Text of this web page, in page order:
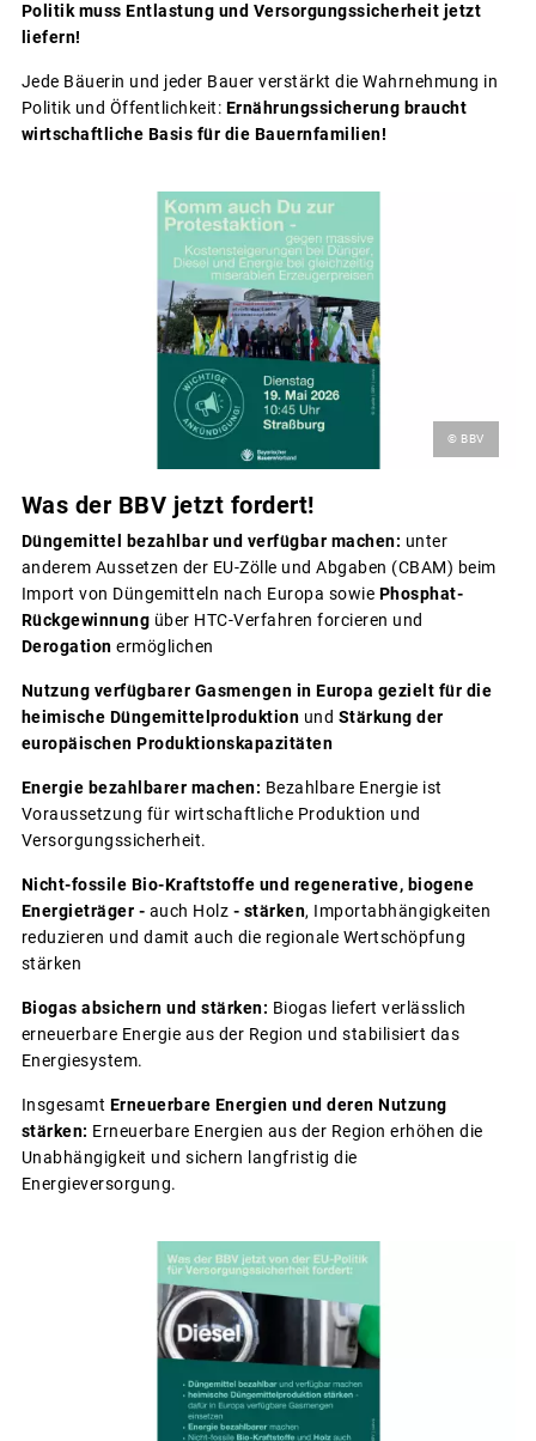
Politik muss Entlastung und Versorgungssicherheit jetzt
liefern!
Jede Bäuerin und jeder Bauer verstärkt die Wahrnehmung in
Politik und Öffentlichkeit: Ernährungssicherung braucht
wirtschaftliche Basis für die Bauernfamilien!
© BBV
Was der BBV jetzt fordert!
Düngemittel bezahlbar und verfügbar machen: unter
anderem Aussetzen der EU-Zölle und Abgaben (CBAM) beim
Import von Düngemitteln nach Europa sowie Phosphat-
Rückgewinnung über HTC-Verfahren forcieren und
Derogation ermöglichen
Nutzung verfügbarer Gasmengen in Europa gezielt für die
heimische Düngemittelproduktion und Stärkung der
europäischen Produktionskapazitäten
Energie bezahlbarer machen: Bezahlbare Energie ist
Voraussetzung für wirtschaftliche Produktion und
Versorgungssicherheit.
Nicht-fossile Bio-Kraftstoffe und regenerative, biogene
Energieträger - auch Holz - stärken, Importabhängigkeiten
reduzieren und damit auch die regionale Wertschöpfung
stärken
Biogas absichern und stärken: Biogas liefert verlässlich
erneuerbare Energie aus der Region und stabilisiert das
Energiesystem.
Insgesamt Erneuerbare Energien und deren Nutzung
stärken: Erneuerbare Energien aus der Region erhöhen die
Unabhängigkeit und sichern langfristig die
Energieversorgung.